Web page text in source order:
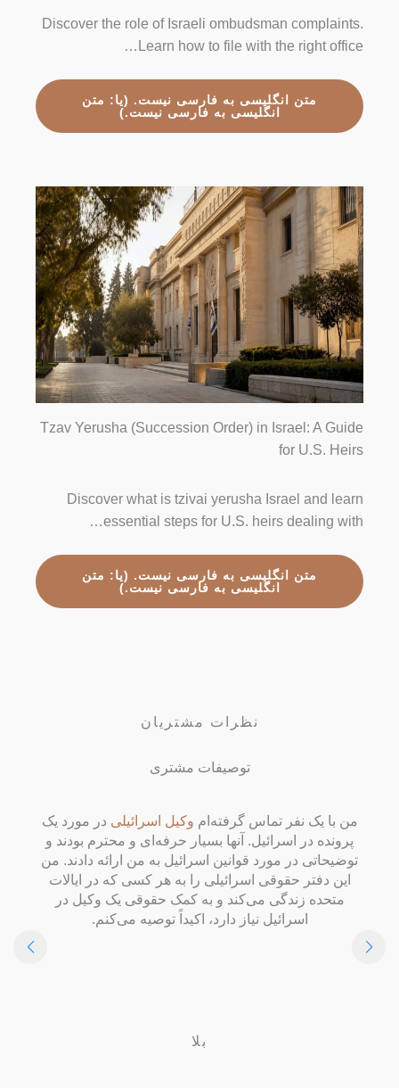
Discover the role of Israeli ombudsman complaints.
Learn how to file with the right office…
متن انگلیسی به فارسی نیست. (یا: متن
انگلیسی به فارسی نیست.)
Tzav Yerusha (Succession Order) in Israel: A Guide
for U.S. Heirs
Discover what is tzivai yerusha Israel and learn
essential steps for U.S. heirs dealing with…
متن انگلیسی به فارسی نیست. (یا: متن
انگلیسی به فارسی نیست.)
نظرات مشتریان
توصیفات مشتری
من با یک نفر تماس گرفته‌ام وکیل اسرائیلی در مورد یک
پرونده در اسرائیل. آنها بسیار حرفه‌ای و محترم بودند و
توضیحاتی در مورد قوانین اسرائیل به من ارائه دادند. من
این دفتر حقوقی اسرائیلی را به هر کسی که در ایالات
متحده زندگی می‌کند و به کمک حقوقی یک وکیل در
اسرائیل نیاز دارد، اکیداً توصیه می‌کنم.
بلا